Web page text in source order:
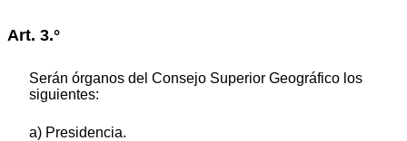
Art. 3.°
Serán órganos del Consejo Superior Geográfico los
siguientes:
a) Presidencia.